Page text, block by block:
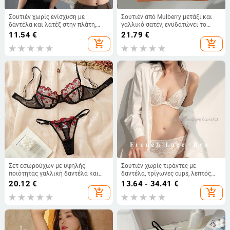
Σουτιέν χωρίς ενίσχυση με
δαντέλα και λατέξ στην πλάτη,
κεντήματα και βολάν, λεπτά
καλούπια για το στήθος, νάιλον
ύφασμα και επένδυση
11.54€
add_shopping_cart
Σουτιέν από Mulberry μετάξι και
γαλλικό σατέν, ενυδατώνει το
δέρμα, ασύρματο, κατά της
χαλάρωσης, άνετο
21.79 €
add_shopping_cart
Σετ εσωρούχων με υψηλής
ποιότητας γαλλική δαντέλα και
μεταλλικό δαχτυλίδι - ημιδιαφανές
σουτιέν, 3/4 Cup, 24088
20.12 €
add_shopping_cart
Σουτιέν χωρίς τιράντες με
δαντέλα, τρίγωνες cups, λεπτός
mold, σώμα από νάιλον, επένδυση
μοντάλ, ένα κομμάτι σχέδιο
13.64 - 34.41 €
add_shopping_cart